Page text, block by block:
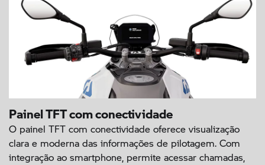
Painel TFT com conectividade
O painel TFT com conectividade oferece visualização
clara e moderna das informações de pilotagem. Com
integração ao smartphone, permite acessar chamadas,